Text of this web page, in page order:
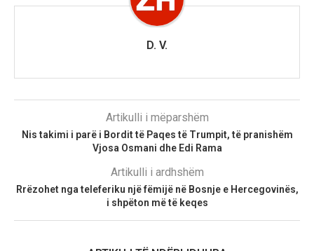
D. V.
Artikulli i mëparshëm
Nis takimi i parë i Bordit të Paqes të Trumpit, të pranishëm
Vjosa Osmani dhe Edi Rama
Artikulli i ardhshëm
Rrëzohet nga teleferiku një fëmijë në Bosnje e Hercegovinës,
i shpëton më të keqes